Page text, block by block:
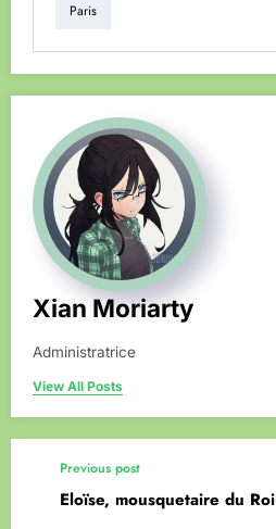
Paris
Xian Moriarty
Administratrice
View All Posts
Previous post
Eloïse, mousquetaire du Roi